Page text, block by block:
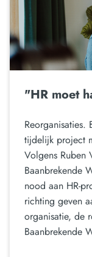
"HR moet
tijdelijk project
Volgens Ruben
Baanbrekende
nood aan HR-
richting geven
organisatie, de
Baanbrekende